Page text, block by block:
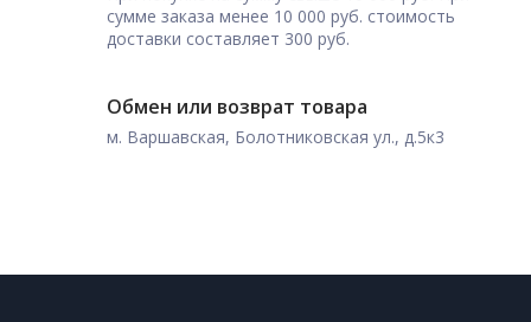
сумме заказа менее 10 000 руб. стоимость
доставки составляет 300 руб.
Обмен или возврат товара
м. Варшавская, Болотниковская ул., д.5к3